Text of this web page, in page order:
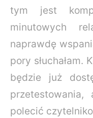
tym jest
minutowych
naprawdę
pory słuchałam.
będzie już
polecić